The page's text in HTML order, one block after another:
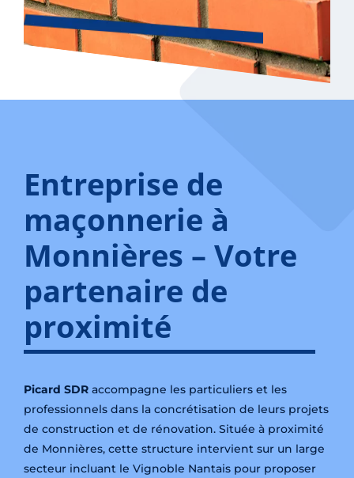
Entreprise de
maçonnerie à
Monnières – Votre
partenaire de
proximité
Picard SDR accompagne les particuliers et les
professionnels dans la concrétisation de leurs projets
de construction et de rénovation. Située à proximité
de Monnières, cette structure intervient sur un large
secteur incluant le Vignoble Nantais pour proposer